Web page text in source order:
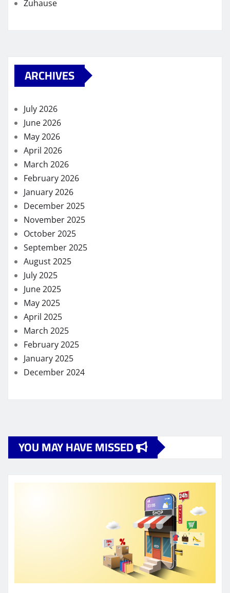
Zuhause
ARCHIVES
July 2026
June 2026
May 2026
April 2026
March 2026
February 2026
January 2026
December 2025
November 2025
October 2025
September 2025
August 2025
July 2025
June 2025
May 2025
April 2025
March 2025
February 2025
January 2025
December 2024
YOU MAY HAVE MISSED